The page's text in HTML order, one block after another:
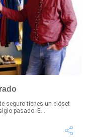
seguro tienes un clóset
pasado. E...